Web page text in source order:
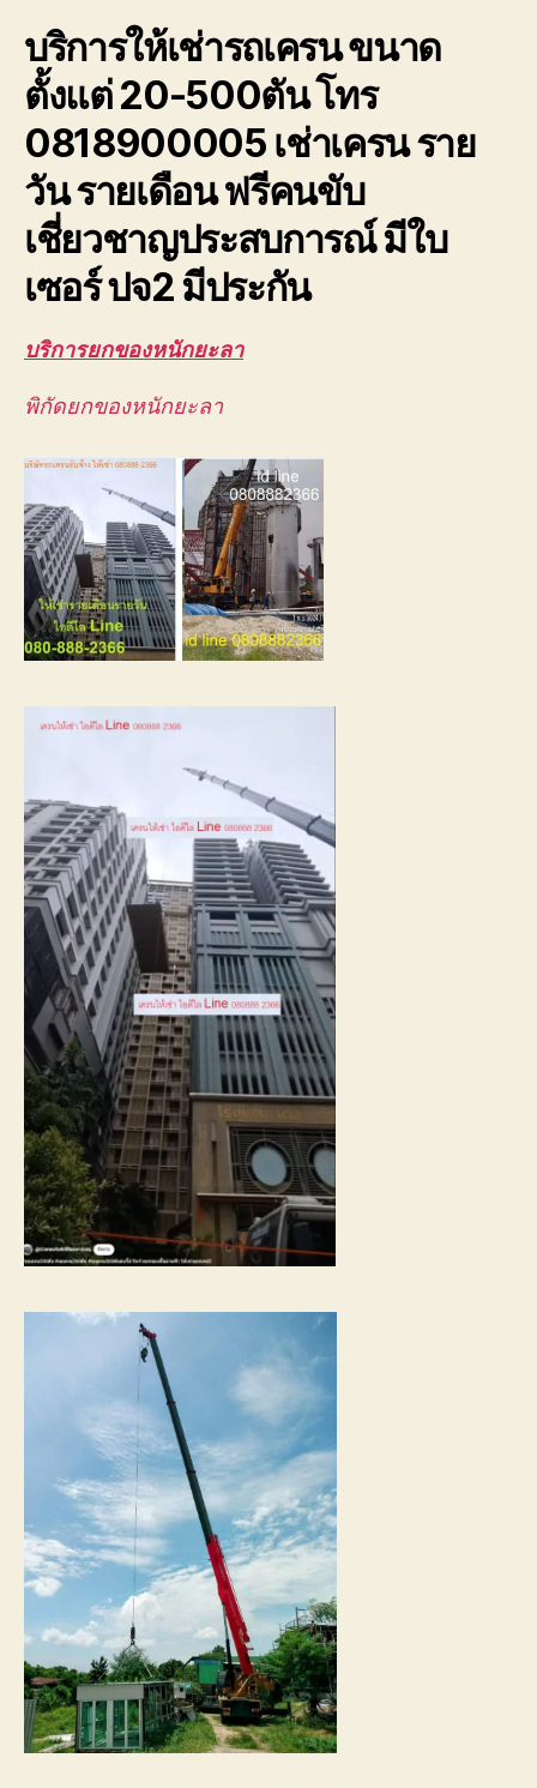
ของ
หนัก
ขึ้น
ดาดฟ้า
ตึก
สูง
ยก
ส่ง
บริการให้เช่ารถเครน ขนาด
ตั้งแต่ 20-500ตัน โทร
0818900005 เช่าเครน ราย
วัน รายเดือน ฟรีคนขับ
เชี่ยวชาญประสบการณ์ มีใบ
เซอร์ ปจ2 มีประกัน
บริการยกของหนักยะลา
พิกัดยกของหนักยะลา